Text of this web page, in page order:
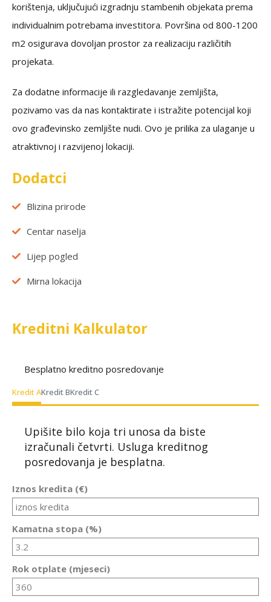
korištenja, uključujući izgradnju stambenih objekata prema
individualnim potrebama investitora. Površina od 800-1200
m2 osigurava dovoljan prostor za realizaciju različitih
projekata.
Za dodatne informacije ili razgledavanje zemljišta,
pozivamo vas da nas kontaktirate i istražite potencijal koji
ovo građevinsko zemljište nudi. Ovo je prilika za ulaganje u
atraktivnoj i razvijenoj lokaciji.
Dodatci
Blizina prirode
Centar naselja
Lijep pogled
Mirna lokacija
Kreditni Kalkulator
Besplatno kreditno posredovanje
Kredit AKredit BKredit C
Upišite bilo koja tri unosa da biste
izračunali četvrti. Usluga kreditnog
posredovanja je besplatna.
Iznos kredita (€)
Kamatna stopa (%)
Rok otplate (mjeseci)